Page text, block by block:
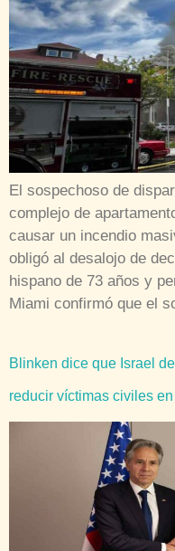
El sospechoso de
complejo de
causar un incendio
obligó al desalojo de
hispano de 73 años y
Miami confirmó que el
Blinken dice que Israel
reducir víctimas civiles